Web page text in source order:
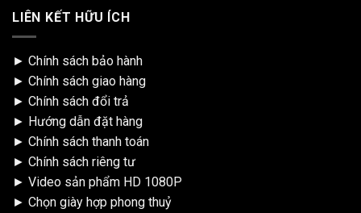
LIÊN KẾT HỮU ÍCH
► Chính sách bảo hành
► Chính sách giao hàng
► Chính sách đổi trả
► Hướng dẫn đặt hàng
► Chính sách thanh toán
► Chính sách riêng tư
► Video sản phẩm HD 1080P
► Chọn giày hợp phong thuỷ